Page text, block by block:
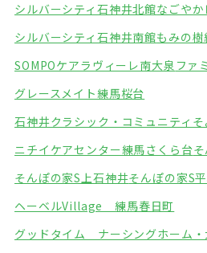
シルバーシティ石神井北館なごや
シルバーシティ石神井南館もみの樹
SOMPOケアラヴィーレ南大泉 ファ
グレースメイト練馬桜台
石神井クラシック・コミュニティそ
ニチイケアセンター練馬さくら台
そんぽの家S上石神井そんぽの家S
ヘーベルVillage 練馬春日町
グッドタイム ナーシングホーム・